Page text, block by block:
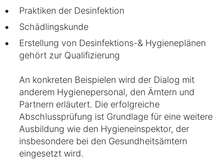
Praktiken der Desinfektion
Schädlingskunde
Erstellung von Desinfektions-& Hygieneplänen
gehört zur Qualifizierung
An konkreten Beispielen wird der Dialog mit
anderem Hygienepersonal, den Ämtern und
Partnern erläutert. Die erfolgreiche
Abschlussprüfung ist Grundlage für eine weitere
Ausbildung wie den Hygieneinspektor, der
insbesondere bei den Gesundheitsämtern
eingesetzt wird.